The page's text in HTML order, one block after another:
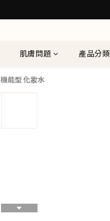
肌膚問題 產品分類
機能型 化妝水